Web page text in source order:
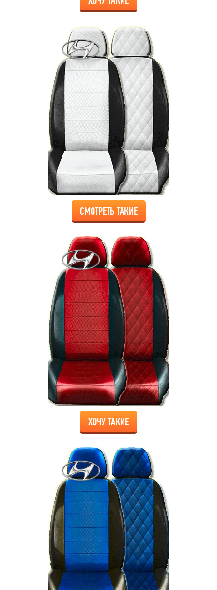
СМОТРЕТЬ ТАКИЕ
ХОЧУ ТАКИЕ